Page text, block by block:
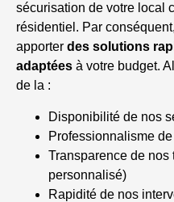
sécurisation de votre local
résidentiel. Par
apporter des solutions
adaptées à votre budget.
de la :
Disponibilité de nos
Professionnalisme
Transparence de nos
personnalisé)
Rapidité de nos